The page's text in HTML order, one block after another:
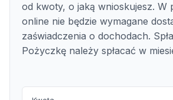
od kwoty, o jaką wnioskujesz. W
online nie będzie wymagane
zaświadczenia o dochodach.
Pożyczkę należy spłacać w